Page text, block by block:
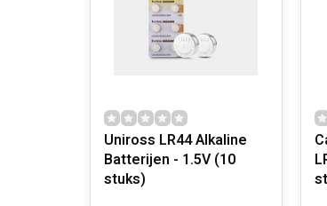
Uniross LR44 Alkaline
Batterijen - 1.5V (10
stuks)